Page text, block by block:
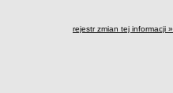
rejestr zmian tej informacji »